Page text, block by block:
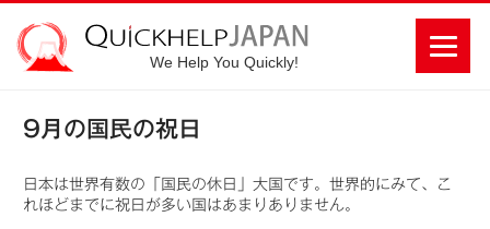
We Help You Quickly!
9月の国民の祝日
日本は世界有数の「国民の休日」大国です。世界的にみて、こ
れほどまでに祝日が多い国はあまりありません。